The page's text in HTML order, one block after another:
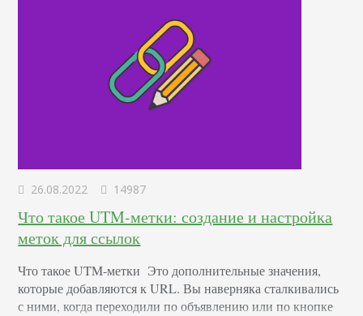
26.08.2022 14987
Что такое UTM-метки: создание и настройка
меток для ссылок
Что такое UTM-метки Это дополнительные значения,
которые добавляются к URL. Вы наверняка сталкивались
с ними, когда переходили по объявлению или по кнопке